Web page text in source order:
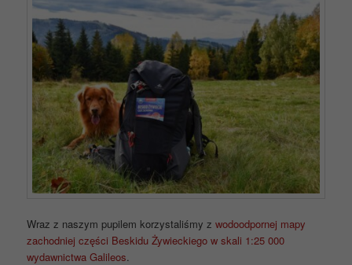
Wraz z naszym pupilem korzystaliśmy zwodoodpornej mapy
zachodniej części Beskidu Żywieckiego w skali 1:25 000
wydawnictwa Galileos.